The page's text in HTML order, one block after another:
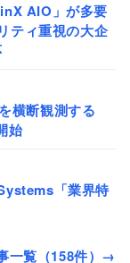
AIO」が多要
ティ重視の大企
横断観測する
始
「業界特
一覧（158件）→